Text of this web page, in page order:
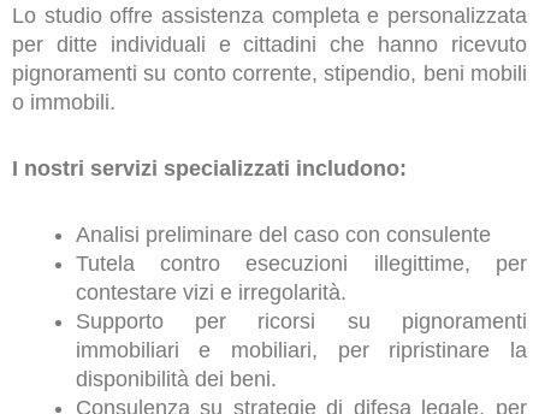
Lo studio offre assistenza completa e personalizzata
per ditte individuali e cittadini che hanno ricevuto
pignoramenti su conto corrente, stipendio, beni mobili
o immobili.
I nostri servizi specializzati includono:
Analisi preliminare del caso con consulente
Tutela contro esecuzioni illegittime, per
contestare vizi e irregolarità.
Supporto per ricorsi su pignoramenti
immobiliari e mobiliari, per ripristinare la
disponibilità dei beni.
Consulenza su strategie di difesa legale, per